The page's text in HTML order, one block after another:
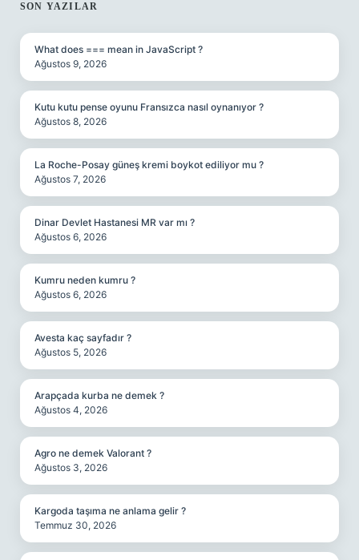
SIDEBAR
SON YAZILAR
What does === mean in JavaScript ?
Ağustos 9, 2026
Kutu kutu pense oyunu Fransızca nasıl oynanıyor ?
Ağustos 8, 2026
La Roche-Posay güneş kremi boykot ediliyor mu ?
Ağustos 7, 2026
Dinar Devlet Hastanesi MR var mı ?
Ağustos 6, 2026
Kumru neden kumru ?
Ağustos 6, 2026
Avesta kaç sayfadır ?
Ağustos 5, 2026
Arapçada kurba ne demek ?
Ağustos 4, 2026
Agro ne demek Valorant ?
Ağustos 3, 2026
Kargoda taşıma ne anlama gelir ?
Temmuz 30, 2026